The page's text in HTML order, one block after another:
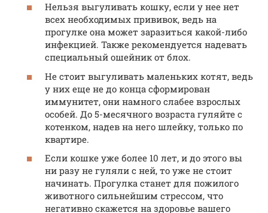
Нельзя выгуливать кошку, если у нее нет
всех необходимых прививок, ведь на
прогулке она может заразиться какой-либо
инфекцией. Также рекомендуется надевать
специальный ошейник от блох.
Не стоит выгуливать маленьких котят, ведь
у них еще не до конца сформирован
иммунитет, они намного слабее взрослых
особей. До 5-месячного возраста гуляйте с
котенком, надев на него шлейку, только по
квартире.
Если кошке уже более 10 лет, и до этого вы
ни разу не гуляли с ней, то уже не стоит
начинать. Прогулка станет для пожилого
животного сильнейшим стрессом, что
негативно скажется на здоровье вашего